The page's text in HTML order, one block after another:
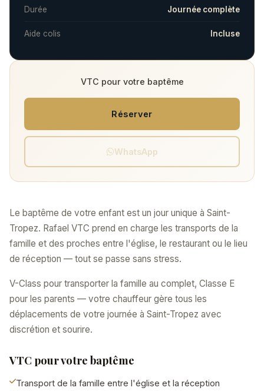
Le baptême de votre enfant est un jour unique à Saint-
Tropez. Rafael VTC prend en charge les transports de la
famille et des proches entre l'église, le restaurant ou le lieu
de réception — tout se passe sans stress.
V-Class pour transporter la famille au complet, Classe E
pour les parents — votre chauffeur gère tous les
déplacements de votre journée à Saint-Tropez avec
discrétion et sourire.
VTC pour votre baptême
Transport de la famille entre l'église et la réception
Durée Journée complète
Aide colis Incluse
VTC pour votre baptême
Réserver
WhatsApp